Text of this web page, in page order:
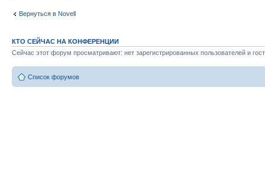
Вернуться в Novell
КТО СЕЙЧАС НА КОНФЕРЕНЦИИ
Сейчас этот форум просматривают: нет зарегистрированных пользователей и
Список форумов